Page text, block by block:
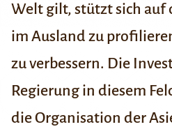
Welt gilt, stützt sich auf
im Ausland zu
zu verbessern. Die
Regierung in diesem
die Organisation der